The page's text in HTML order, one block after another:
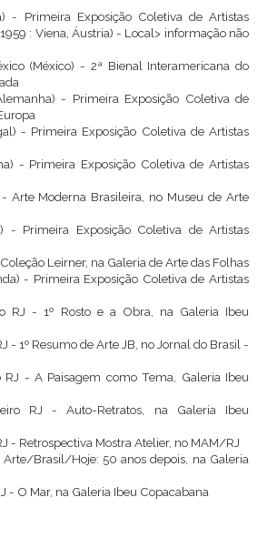
- Primeira Exposição Coletiva de Artistas
: Viena, Áustria) - Local> informação não
(México) - 2ª Bienal Interamericana do
- Primeira Exposição Coletiva de
- Primeira Exposição Coletiva de Artistas
- Primeira Exposição Coletiva de Artistas
Arte Moderna Brasileira, no Museu de Arte
- Primeira Exposição Coletiva de Artistas
Leirner, na Galeria de Arte das Folhas
- Primeira Exposição Coletiva de Artistas
RJ - 1º Rosto e a Obra, na Galeria Ibeu
- 1º Resumo de Arte JB, no Jornal do Brasil -
- A Paisagem como Tema, Galeria Ibeu
RJ - Auto-Retratos, na Galeria Ibeu
- Retrospectiva Mostra Atelier, no MAM/RJ
Arte/Brasil/Hoje: 50 anos depois, na Galeria
- O Mar, na Galeria Ibeu Copacabana